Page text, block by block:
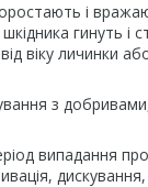
і
гинуть
віку личинки
з
випадання